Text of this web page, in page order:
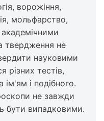
ворожіння,
мольфарство,
твердження не
науковими
тестів,
і подібного.
не завжди
бути випадковими.